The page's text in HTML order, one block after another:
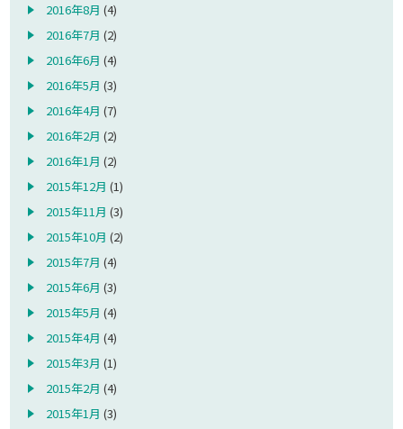
2016年8月 (4)
2016年7月 (2)
2016年6月 (4)
2016年5月 (3)
2016年4月 (7)
2016年2月 (2)
2016年1月 (2)
2015年12月 (1)
2015年11月 (3)
2015年10月 (2)
2015年7月 (4)
2015年6月 (3)
2015年5月 (4)
2015年4月 (4)
2015年3月 (1)
2015年2月 (4)
2015年1月 (3)